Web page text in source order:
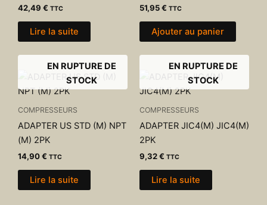
42,49 € TTC
Lire la suite
51,95€ TTC
Ajouter au panier
EN RUPTURE DE
STOCK
COMPRESSEURS
ADAPTER US STD (M) NPT
(M) 2PK
14,90€ TTC
Lire la suite
EN RUPTURE DE
STOCK
COMPRESSEURS
ADAPTER JIC4(M) JIC4(M)
2PK
9,32€ TTC
Lire la suite